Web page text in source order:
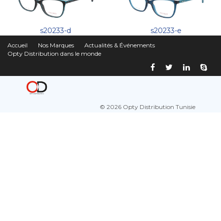
s20233-d s20233-e
Accueil Nos Marques
Actualités & Événements
Opty Distribution dans le monde
© 2026 Opty Distribution Tunisie